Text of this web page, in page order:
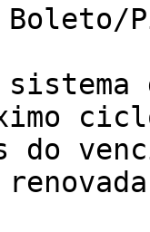
do